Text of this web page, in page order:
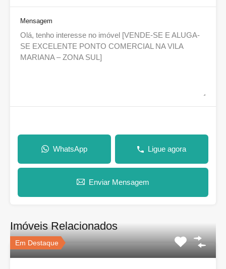
Mensagem
WhatsApp Ligue agora
Enviar Mensagem
Imóveis Relacionados
Em Destaque